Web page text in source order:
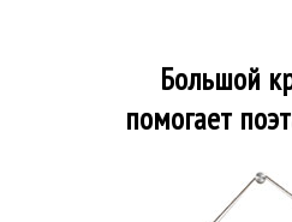
Большой
помогает